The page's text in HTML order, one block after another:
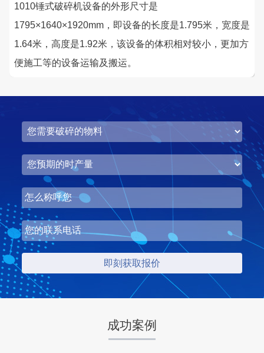
1010锤式破碎机设备的外形尺寸是
1795×1640×1920mm，即设备的长度是1.795米，宽度是
1.64米，高度是1.92米，该设备的体积相对较小，更加方
便施工等的设备运输及搬运。
成功案例
咨询该项目执行经理
湖北省梦皓矿业时产2000吨砂石骨料生产线
项目坐标
湖北省荆州市
设计产能
时产2000吨
项目业主
梦皓矿业
生产原料
石灰岩
咨询该项目执行经理